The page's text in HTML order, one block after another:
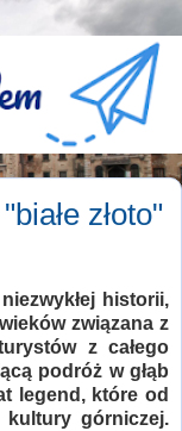
złoto"
historii,
związana z
z całego
podróż w głąb
legend, które od
kultury górniczej.